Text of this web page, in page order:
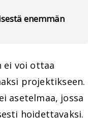
enemmän
ei voi ottaa
projektikseen.
asetelmaa, jossa
hoidettavaksi.